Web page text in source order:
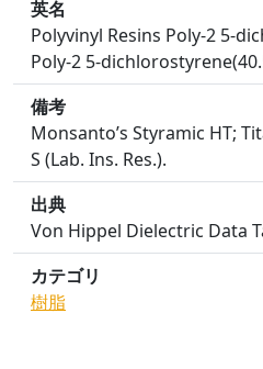
英名
Polyvinyl Resins Poly-2 5-
Poly-2 5-
備考
Monsanto’s Styramic HT;
S (Lab. Ins. Res.).
出典
Von Hippel Dielectric Data
カテゴリ
樹脂